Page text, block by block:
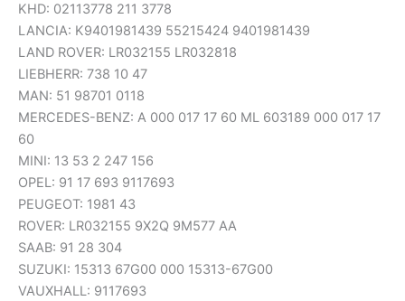
KHD: 02113778 211 3778
LANCIA: K9401981439 55215424 9401981439
LAND ROVER: LR032155 LR032818
LIEBHERR: 738 10 47
MAN: 51 98701 0118
MERCEDES-BENZ: A 000 017 17 60 ML 603189 000 017 17
60
MINI: 13 53 2 247 156
OPEL: 91 17 693 9117693
PEUGEOT: 1981 43
ROVER: LR032155 9X2Q 9M577 AA
SAAB: 91 28 304
SUZUKI: 15313 67G00 000 15313-67G00
VAUXHALL: 9117693